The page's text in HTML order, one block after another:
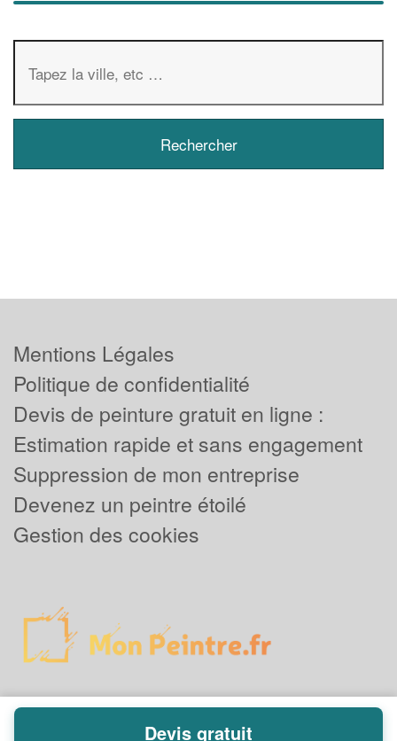
Mentions Légales
Politique de confidentialité
Devis de peinture gratuit en ligne :
Estimation rapide et sans engagement
Suppression de mon entreprise
Devenez un peintre étoilé
Gestion des cookies
Devis gratuit